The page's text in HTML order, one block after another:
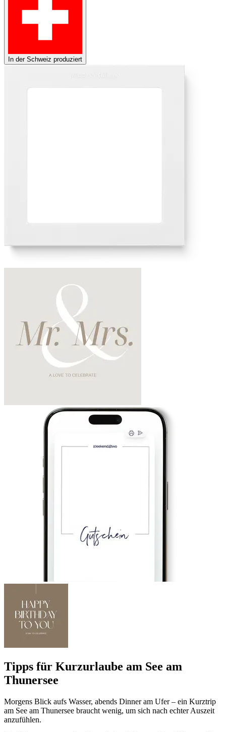
In der Schweiz produziert
Tipps für Kurzurlaube am See am
Thunersee
Morgens Blick aufs Wasser, abends Dinner am Ufer – ein Kurztrip
am See am Thunersee braucht wenig, um sich nach echter Auszeit
anzufühlen.